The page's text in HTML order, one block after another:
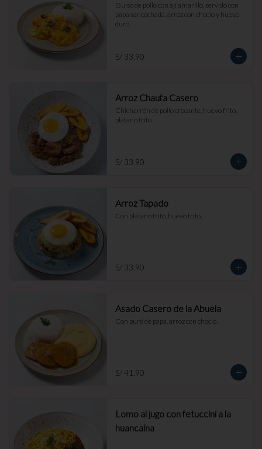
Guiso de pollo con ají amarillo, servido con
papa sancochada, arroz con choclo y huevo
duro.
S/ 33.90
Arroz Chaufa Casero
Chicharrón de pollo crocante, huevo frito,
plátano frito.
S/ 33.90
Arroz Tapado
Con plátano frito, huevo frito.
S/ 33.90
Asado Casero de la Abuela
Con puré de papa, arroz con choclo.
S/ 41.90
Lomo al jugo con fetuccini a la
huancaína